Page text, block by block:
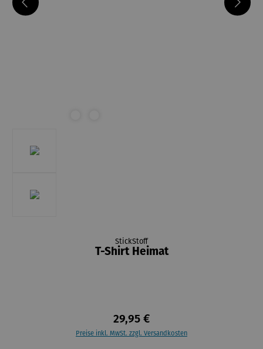
StickStoff
T-Shirt Heimat
29,95 €
Preise inkl. MwSt. zzgl. Versandkosten